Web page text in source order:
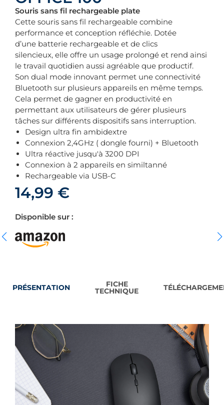
Souris sans fil rechargeable plate
Cette souris sans fil rechargeable combine
performance et conception réfléchie. Dotée
d’une batterie rechargeable et de clics
silencieux, elle offre un usage prolongé et rend ainsi
le travail quotidien aussi agréable que productif.
Son dual mode innovant permet une connectivité
Bluetooth sur plusieurs appareils en même temps.
Cela permet de gagner en productivité en
permettant aux utilisateurs de gérer plusieurs
tâches sur différents dispositifs sans interruption.
Design ultra fin ambidextre
Connexion 2,4GHz ( dongle fourni) + Bluetooth
Ultra réactive jusqu'à 3200 DPI
Connexion à 2 appareils en similtanné
Rechargeable via USB-C
14,99 €
Disponible sur :
PRÉSENTATION FICHE
TECHNIQUE